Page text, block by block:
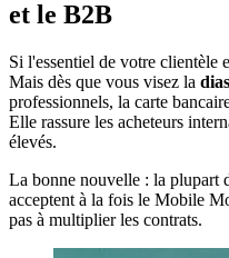
et le B2B
Si l'essentiel de votre
Mais dès que vous visez la
professionnels, la carte
Elle rassure les acheteurs
élevés.
La bonne nouvelle : la plupart
acceptent à la fois le Mobile
pas à multiplier les contrats.